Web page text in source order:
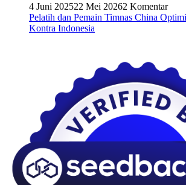
4 Juni 202522 Mei 20262 Komentar
Pelatih dan Pemain Timnas China
Kontra Indonesia